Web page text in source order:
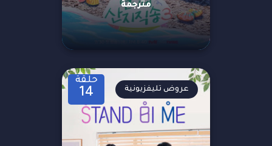
مترجمة
حلقة
14 عروض تليفزيونية